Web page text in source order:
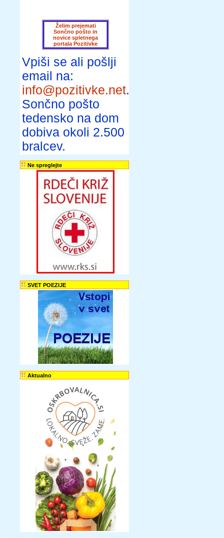
Želim prejemati
Sončno pošto in
novice spletnega
portala Pozitivke
Vpiši se ali pošlji
email na:
info@pozitivke.net.
Sončno pošto
tedensko na dom
dobiva okoli 2.500
bralcev.
Ne spreglejte
SVET POEZIJE
Aktualno